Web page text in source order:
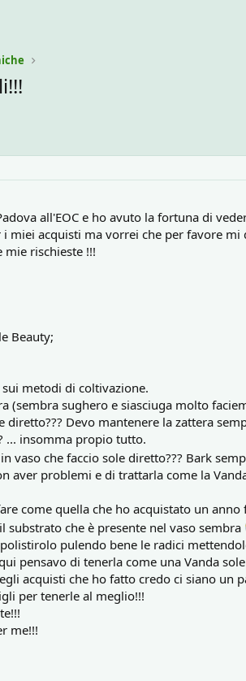
all'EOC e ho avuto la fortuna di
i miei acquisti ma vorrei che per favore
mie rischieste !!!
Beauty;
metodi di coltivazione.
(sembra sughero e siasciuga molto
diretto??? Devo mantenere la zattera
... insomma propio tutto.
vaso che faccio sole diretto??? Bark
aver problemi e di trattarla come la
come quella che ho acquistato un
substrato che è presente nel vaso sembra
pulendo bene le radici
pensavo di tenerla come una Vanda
acquisti che ho fatto credo ci siano
per tenerle al meglio!!!
me!!!